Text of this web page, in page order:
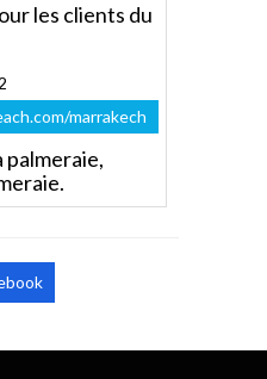
les clients du
marrakech
palmeraie,